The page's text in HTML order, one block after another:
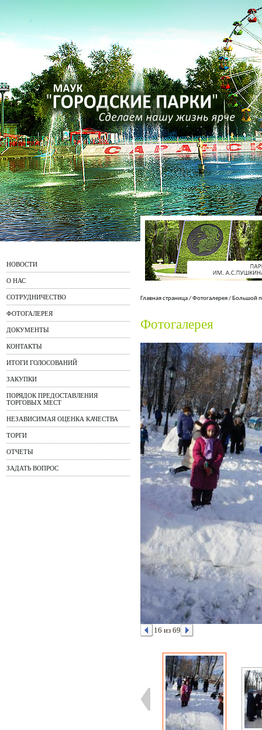
НОВОСТИ
О НАС
СОТРУДНИЧЕСТВО
ФОТОГАЛЕРЕЯ
ДОКУМЕНТЫ
КОНТАКТЫ
ИТОГИ ГОЛОСОВАНИЙ
ЗАКУПКИ
ПОРЯДОК ПРЕДОСТАВЛЕНИЯ
ТОРГОВЫХ МЕСТ
НЕЗАВИСИМАЯ ОЦЕНКА КАЧЕСТВА
ТОРГИ
ОТЧЕТЫ
ЗАДАТЬ ВОПРОС
Главная страница/Фотогалерея/ Большой
Фотогалерея
16 из 69